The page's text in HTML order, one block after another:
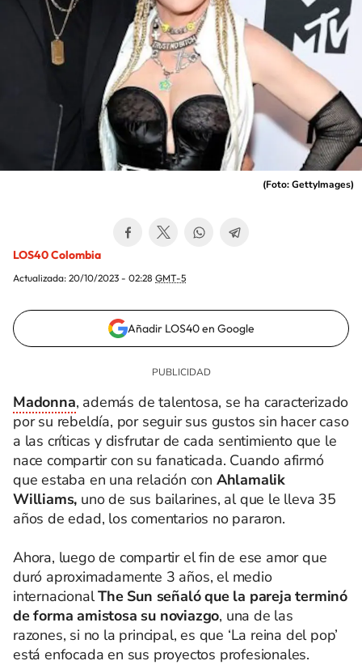
(Foto: GettyImages)
LOS40 Colombia
Actualizada: 20/10/2023 - 02:28 GMT-5
Añadir LOS40 en Google
Madonna, además de talentosa, se ha caracterizado
por su rebeldía, por seguir sus gustos sin hacer caso
a las críticas y disfrutar de cada sentimiento que le
nace compartir con su fanaticada. Cuando afirmó
que estaba en una relación con Ahlamalik
Williams, uno de sus bailarines, al que le lleva 35
años de edad, los comentarios no pararon.
Ahora, luego de compartir el fin de ese amor que
duró aproximadamente 3 años, el medio
internacionalThe Sun señaló que la pareja terminó
de forma amistosa su noviazgo, una de las
razones, si no la principal, es que ‘La reina del pop’
está enfocada en sus proyectos profesionales.